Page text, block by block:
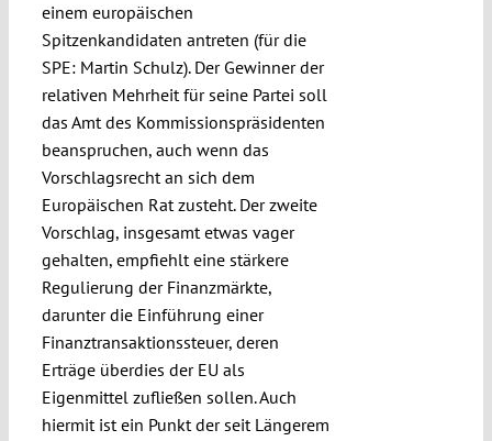
einem europäischen
Spitzenkandidaten antreten (für die
SPE: Martin Schulz). Der Gewinner der
relativen Mehrheit für seine Partei soll
das Amt des Kommissionspräsidenten
beanspruchen, auch wenn das
Vorschlagsrecht an sich dem
Europäischen Rat zusteht. Der zweite
Vorschlag, insgesamt etwas vager
gehalten, empfiehlt eine stärkere
Regulierung der Finanzmärkte,
darunter die Einführung einer
Finanztransaktionssteuer, deren
Erträge überdies der EU als
Eigenmittel zufließen sollen. Auch
hiermit ist ein Punkt der seit Längerem